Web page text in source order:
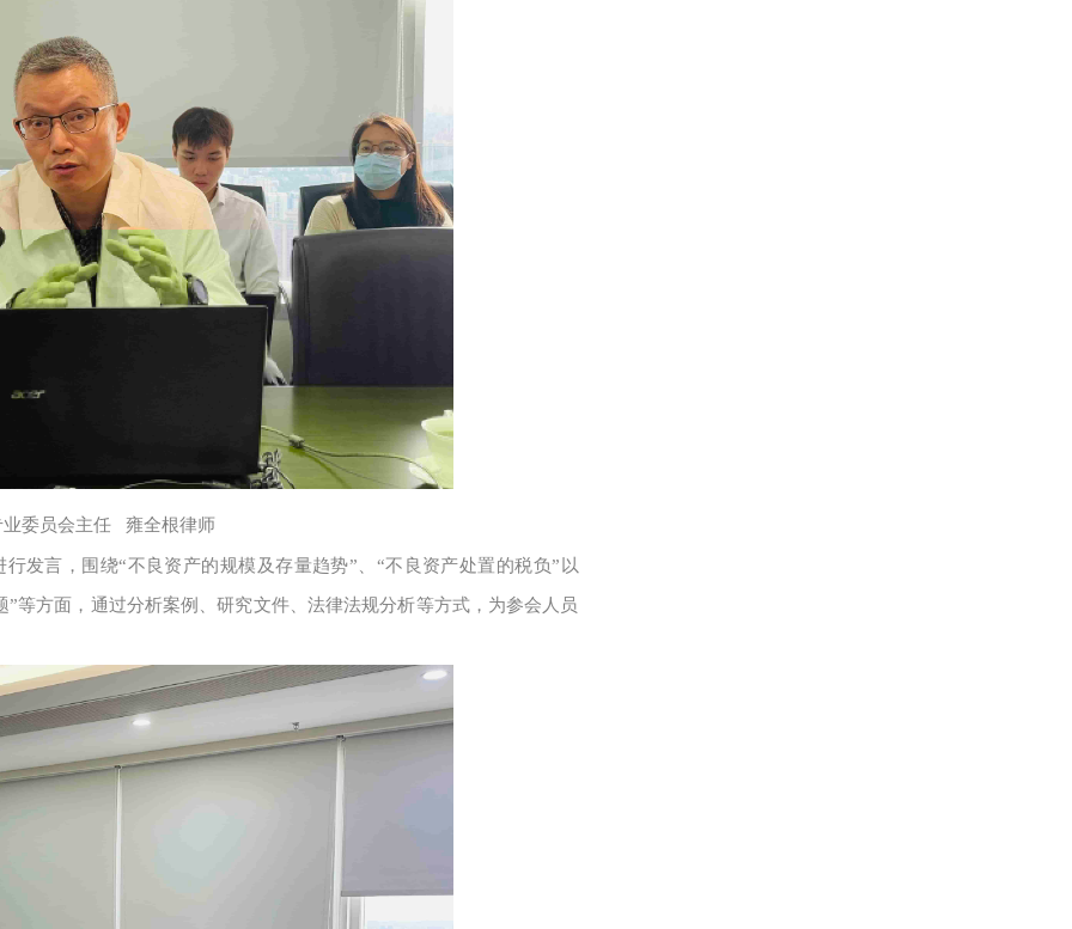
业委员会主任 雍全根律师
发言，围绕“不良资产的规模及存量趋势”、“不良资产处置的税负”以
等方面，通过分析案例、研究文件、法律法规分析等方式，为参会人员